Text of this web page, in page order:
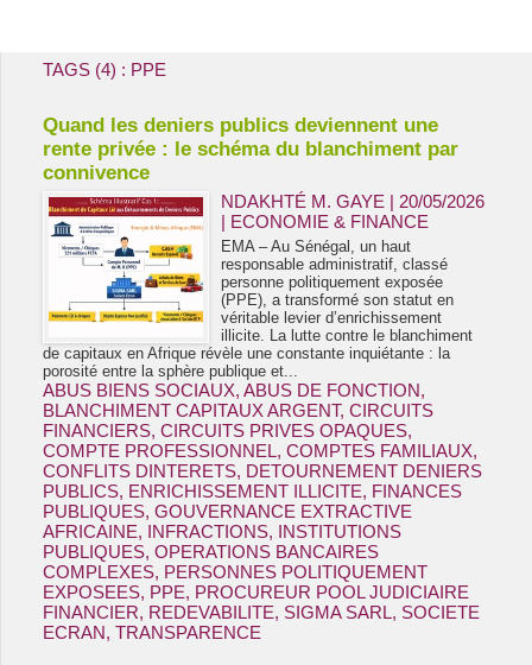
TAGS (4) : PPE
Quand les deniers publics deviennent une
rente privée : le schéma du blanchiment par
connivence
NDAKHTÉ M. GAYE | 20/05/2026
| ECONOMIE & FINANCE
EMA – Au Sénégal, un haut
responsable administratif, classé
personne politiquement exposée
(PPE), a transformé son statut en
véritable levier d’enrichissement
illicite. La lutte contre le blanchiment
de capitaux en Afrique révèle une constante inquiétante : la
porosité entre la sphère publique et...
ABUS BIENS SOCIAUX, ABUS DE FONCTION,
BLANCHIMENT CAPITAUX ARGENT, CIRCUITS
FINANCIERS, CIRCUITS PRIVES OPAQUES,
COMPTE PROFESSIONNEL, COMPTES FAMILIAUX,
CONFLITS DINTERETS, DETOURNEMENT DENIERS
PUBLICS, ENRICHISSEMENT ILLICITE, FINANCES
PUBLIQUES, GOUVERNANCE EXTRACTIVE
AFRICAINE, INFRACTIONS, INSTITUTIONS
PUBLIQUES, OPERATIONS BANCAIRES
COMPLEXES, PERSONNES POLITIQUEMENT
EXPOSEES, PPE, PROCUREUR POOL JUDICIAIRE
FINANCIER, REDEVABILITE, SIGMA SARL, SOCIETE
ECRAN, TRANSPARENCE